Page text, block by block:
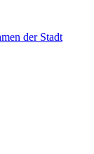
der Stadt